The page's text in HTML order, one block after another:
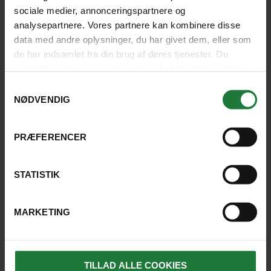
sociale medier, annonceringspartnere og
analysepartnere. Vores partnere kan kombinere disse
data med andre oplysninger, du har givet dem, eller som
de har indsamlet fra din brug af deres tjenester. Du
NØDVENDIG
PRÆFERENCER
STATISTIK
MARKETING
TILLAD ALLE COOKIES
Stine Solbjerg Sørensen